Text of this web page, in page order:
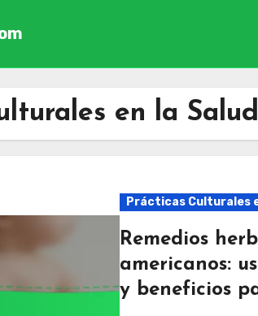
en la
Prácticas Culturales
Remedios
americanos:
y beneficios